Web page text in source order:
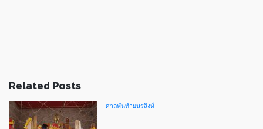
Related Posts
ศาลพันท้ายนรสิงห์